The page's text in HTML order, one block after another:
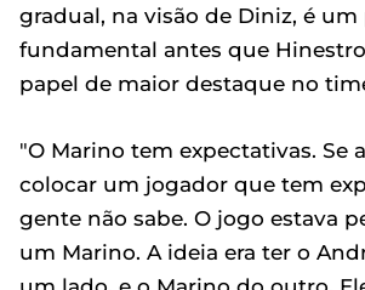
gradual, na visão de Diniz, é um
fundamental antes que
papel de maior destaque no
"O Marino tem expectativas. Se
colocar um jogador que tem
gente não sabe. O jogo estava
um Marino. A ideia era ter o